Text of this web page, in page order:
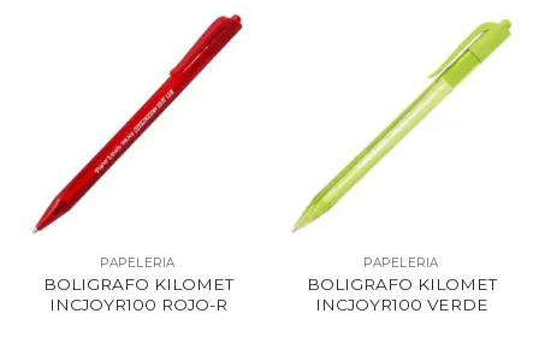
PAPELERIA
BOLIGRAFO KILOMET
INCJOYR100 ROJO-R
PAPELERIA
BOLIGRAFO KILOMET
INCJOYR100 VERDE